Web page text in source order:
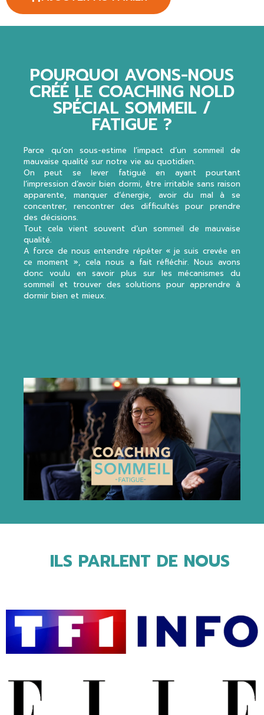
POURQUOI AVONS-NOUS
CRÉÉ LE COACHING NOLD
SPÉCIAL SOMMEIL /
FATIGUE ?
Parce qu’on sous-estime l’impact d’un sommeil de
mauvaise qualité sur notre vie au quotidien.
On peut se lever fatigué en ayant pourtant
l’impression d’avoir bien dormi, être irritable sans raison
apparente, manquer d’énergie, avoir du mal à se
concentrer, rencontrer des difficultés pour prendre
des décisions.
Tout cela vient souvent d’un sommeil de mauvaise
qualité.
A force de nous entendre répéter « je suis crevée en
ce moment », cela nous a fait réfléchir. Nous avons
donc voulu en savoir plus sur les mécanismes du
sommeil et trouver des solutions pour apprendre à
dormir bien et mieux.
ILS PARLENT DE NOUS